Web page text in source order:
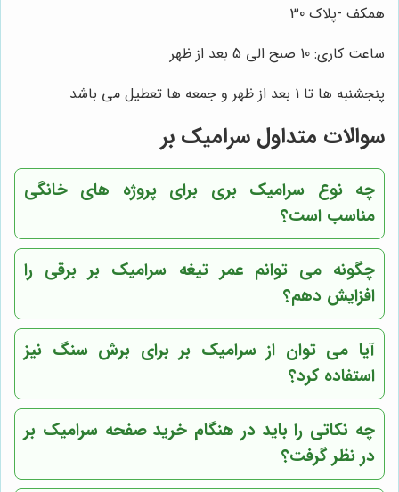
همکف -پلاک 30
ساعت کاری: 10 صبح الی 5 بعد از ظهر
پنجشنبه ها تا 1 بعد از ظهر و جمعه ها تعطیل می باشد
سوالات متداول سرامیک بر
چه نوع سرامیک بری برای پروژه های خانگی
مناسب است؟
چگونه می توانم عمر تیغه سرامیک بر برقی را
افزایش دهم؟
آیا می توان از سرامیک بر برای برش سنگ نیز
استفاده کرد؟
چه نکاتی را باید در هنگام خرید صفحه سرامیک بر
در نظر گرفت؟